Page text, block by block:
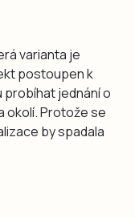
varianta je
postoupen k
probíhat jednání o
okolí. Protože se
by spadala